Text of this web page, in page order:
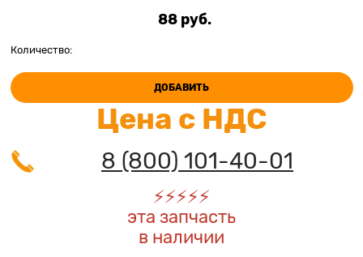
88 руб.
Количество:
ДОБАВИТЬ
Цена с НДС
8 (800) 101-40-01
⚡️⚡️⚡️⚡️⚡️
эта запчасть
в наличии